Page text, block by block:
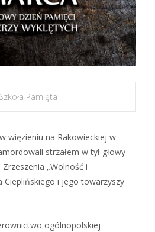
Pamięta
więzieniu na Rakowieckiej w
strzałem w tył głowy
„Wolność i
Cieplińskiego i jego towarzyszy
ogólnopolskiej